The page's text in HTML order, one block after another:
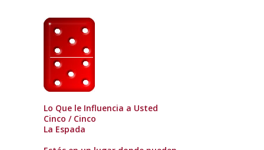
Lo Que le Influencia a Usted
Cinco / Cinco
La Espada